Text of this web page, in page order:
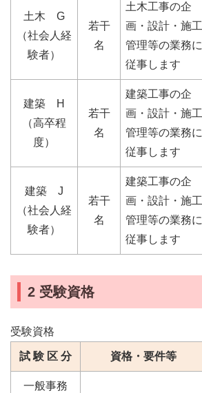
土木 G
（社会人経
験者）
若干
名
土木工事の企
画・設計・施工
管理等の業務に
従事します
建築 H
（高卒程
度）
若干
名
建築工事の企
画・設計・施工
管理等の業務に
従事します
建築 J
（社会人経
験者）
若干
名
建築工事の企
画・設計・施工
管理等の業務に
従事します
2 受験資格
受験資格
試 験 区 分 資格・要件等
一般事務